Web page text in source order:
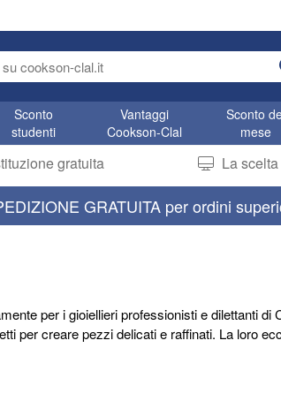
term
Sconto
studenti
Vantaggi
Cookson-Clal
Sconto
mese
gratuita La
GRATUITA per ordini
per i gioiellieri professionisti e dilettanti di
per creare pezzi delicati e raffinati. La loro
questi fili la scelta ideale per creazioni di